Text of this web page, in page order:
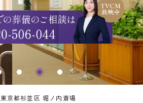
東京都杉並区 堀ノ内斎場